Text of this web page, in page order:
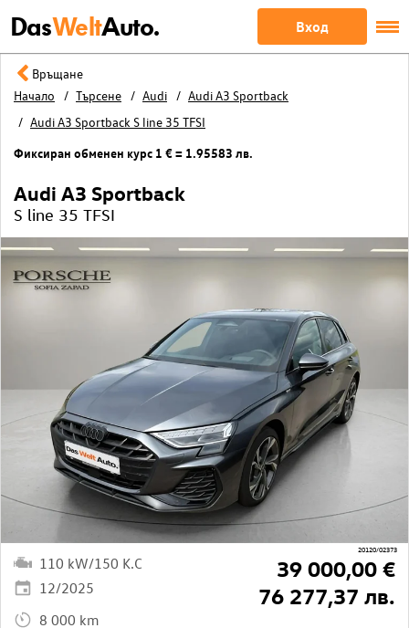
DasWeltAuto. Вход
Връщане
Начало
Търсене Audi
Audi A3 Sportback
Audi A3 Sportback S line 35 TFSI
Фиксиран обменен курс 1 € = 1.95583 лв.
20120/02373
Audi A3 Sportback
S line 35 TFSI
110 kW/150 K.C
12/2025
8 000 km
39 000,00 €
76 277,37 лв.